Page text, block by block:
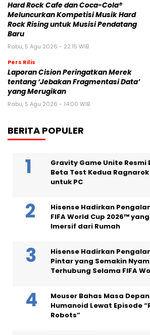
Hard Rock Cafe dan Coca-Cola®
Meluncurkan Kompetisi Musik Hard
Rock Rising untuk Musisi Pendatang
Baru
Rabu, 5 Agu 2026 - 22:15 WIB
Pers Rilis
Laporan Cision Peringatkan Merek
tentang ‘Jebakan Fragmentasi Data’
yang Merugikan
Rabu, 5 Agu 2026 - 14:00 WIB
BERITA POPULER
Gravity Game Unite Resmi
Beta Test Kedua
untuk PC
Hisense Hadirkan
FIFA World Cup 2026™
Imersif dari Rumah
Hisense Hadirkan
Pintar yang Semakin
Terhubung Selama FIFA
Mouser Bahas Masa
Humanoid Lewat Episode
Robots”